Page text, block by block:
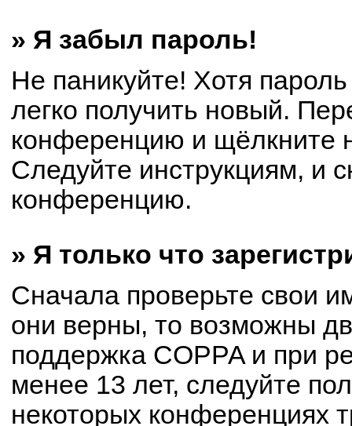
» Я забыл пароль!
Не паникуйте! Хотя
легко получить новый.
конференцию и щёлкните
Следуйте инструкциям, и
конференцию.
» Я только что
Сначала проверьте свои
они верны, то возможны
поддержка COPPA и при
менее 13 лет, следуйте
некоторых конференциях